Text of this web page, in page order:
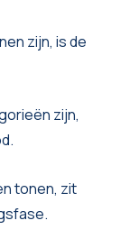
zijn, is de
zijn,
tonen, zit